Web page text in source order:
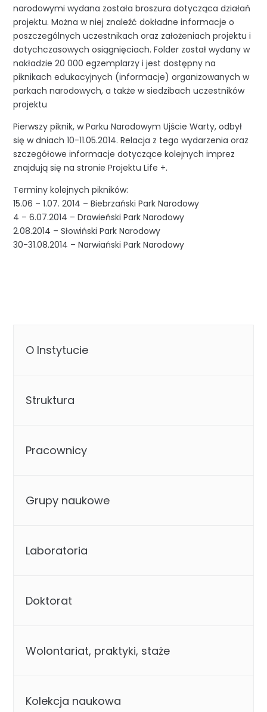
narodowymi wydana została broszura dotycząca działań
projektu. Można w niej znaleźć dokładne informacje o
poszczególnych uczestnikach oraz założeniach projektu i
dotychczasowych osiągnięciach. Folder został wydany w
nakładzie 20 000 egzemplarzy i jest dostępny na
piknikach edukacyjnych (informacje) organizowanych w
parkach narodowych, a także w siedzibach uczestników
projektu
Pierwszy piknik, w Parku Narodowym Ujście Warty, odbył
się w dniach 10-11.05.2014. Relacja z tego wydarzenia oraz
szczegółowe informacje dotyczące kolejnych imprez
znajdują się na stronie Projektu Life +.
Terminy kolejnych pikników:
15.06 – 1.07. 2014 – Biebrzański Park Narodowy
4 – 6.07.2014 – Drawieński Park Narodowy
2.08.2014 – Słowiński Park Narodowy
30-31.08.2014 – Narwiański Park Narodowy
O Instytucie
Struktura
Pracownicy
Grupy naukowe
Laboratoria
Doktorat
Wolontariat, praktyki, staże
Kolekcja naukowa